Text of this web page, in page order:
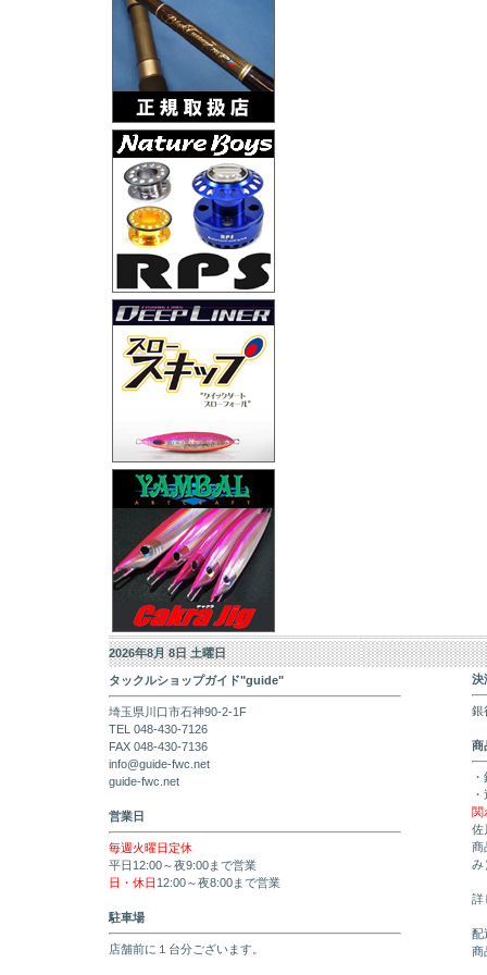
2026年8月 8日 土曜日
タックルショップガイド"guide"
埼玉県川口市石神90-2-1F
TEL 048-430-7126
FAX 048-430-7136
info@guide-fwc.net
guide-fwc.net
営業日
毎週火曜日定休
平日12:00～夜9:00まで営業
日・休日 12:00～夜8:00まで営業
駐車場
店舗前に１台分ございます。
決
銀
商
関
佐
商
み
詳
配
商